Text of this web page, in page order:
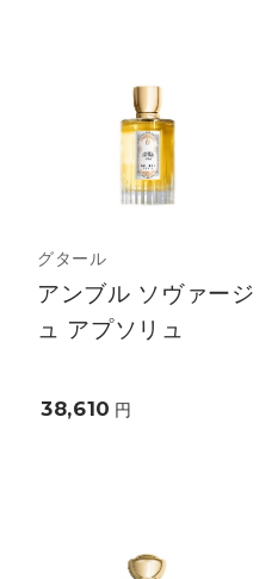
グタール
アンブル ソヴァージ
ュ アプソリュ
38,610 円